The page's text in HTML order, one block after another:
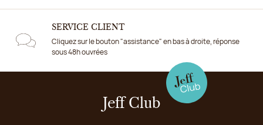
SERVICE CLIENT
Cliquez sur le bouton "assistance" en bas à droite, réponse
sous 48h ouvrées
Jeff Club